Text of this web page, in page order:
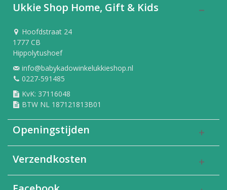
Ukkie Shop Home, Gift & Kids
Hoofdstraat 24
1777 CB
Hippolytushoef
info@babykadowinkelukkieshop.nl
0227-591485
KvK: 37116048
BTW NL 187121813B01
Openingstijden
Verzendkosten